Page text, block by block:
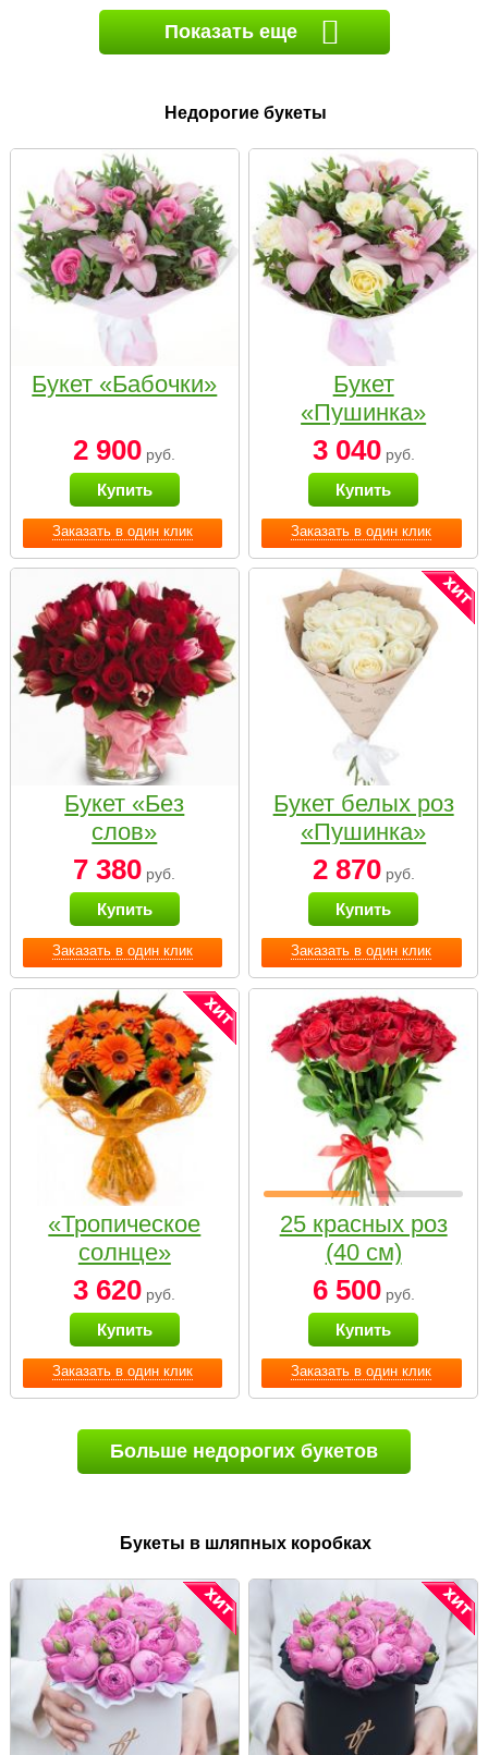
Показать еще
Недорогие букеты
Заказать в один клик
Букет «Бабочки»
2 900 руб.
Купить
Заказать в один клик
Букет
«Пушинка»
3 040руб.
Купить
Заказать в один клик
Букет «Без
слов»
7 380 руб.
Купить
Заказать в один клик
Букет белых роз
«Пушинка»
2 870руб.
Купить
Заказать в один клик
«Тропическое
солнце»
3 620 руб.
Купить
Заказать в один клик
25 красных роз
(40 см)
6 500руб.
Купить
Больше недорогих букетов
Букеты в шляпных коробках